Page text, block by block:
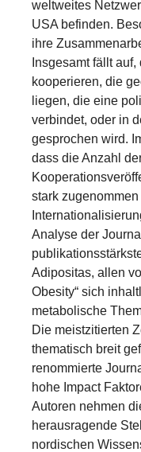
weltweites
USA befinden.
ihre
Insgesamt fällt
kooperieren, die
liegen, die eine
verbindet, oder in
gesprochen wird.
dass die Anzahl
stark
Analyse der
Adipositas, allen
Obesity“ sich
metabolische
Die meistzitierten
thematisch breit
renommierte
hohe Impact
Autoren nehmen
herausragende
nordischen